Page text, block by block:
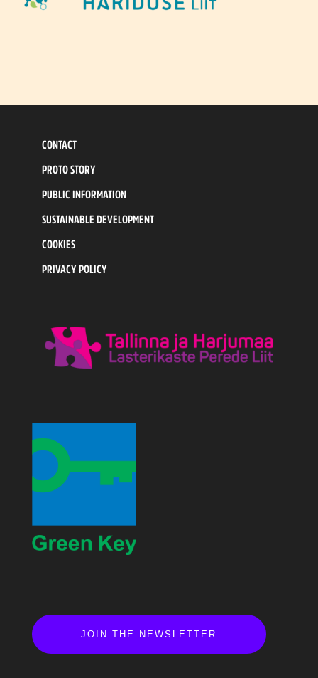
CONTACT
PROTO STORY
PUBLIC INFORMATION
SUSTAINABLE DEVELOPMENT
COOKIES
PRIVACY POLICY
JOIN THE NEWSLETTER